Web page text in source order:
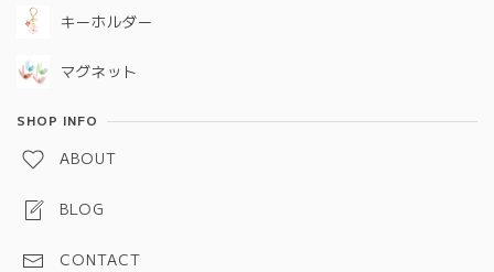
キーホルダー
マグネット
SHOP INFO
ABOUT
BLOG
CONTACT